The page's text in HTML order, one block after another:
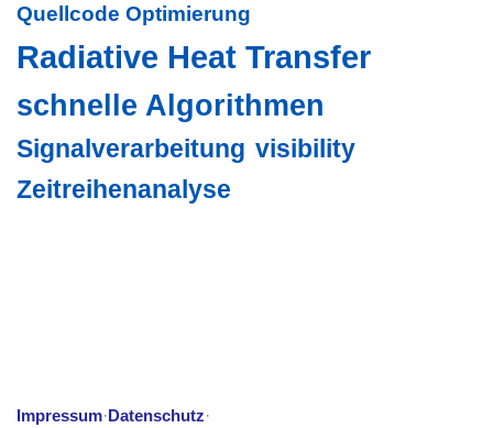
Quellcode Optimierung
Radiative Heat Transfer
schnelle Algorithmen
Signalverarbeitung visibility
Zeitreihenanalyse
Impressum·Datenschutz·